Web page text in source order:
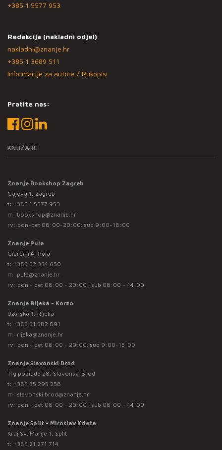
+385 1 5577 953
Redakcija (nakladni odjel)
nakladni@znanje.hr
+385 1 3689 511
Informacije za autore / Rukopisi
Pratite nas:
KNJIŽARE
Znanje Bookshop Zagreb
Gajeva 1, Zagreb
t: +385 1 5577 953
m: bookshop@znanje.hr
rv: pon-pet 08:00-20:00; sub 9:00-18:00
Znanje Pula
Giardini 4, Pula
t: +385 52 354 650
m: pula@znanje.hr
rv: pon - pet 08:00 - 20:00 ; sub 08:00 – 14:00
Znanje Rijeka - Korzo
Užarska 1, Rijeka
t: +385 51 582 091
m: rijeka@znanje.hr
rv: pon - pet 08:00 - 20:00; sub 9:00-15:00
Znanje Slavonski Brod
Trg pobjede 28, Slavonski Brod
t: +385 35 295 258
m: slavonski.brod@znanje.hr
rv: pon - pet 08:00 - 20:00 ; sub 08:00 – 14:00
Znanje Split - Miroslav Krleža
Kraj Sv. Marije 1, Split
t: +385 21 271 714